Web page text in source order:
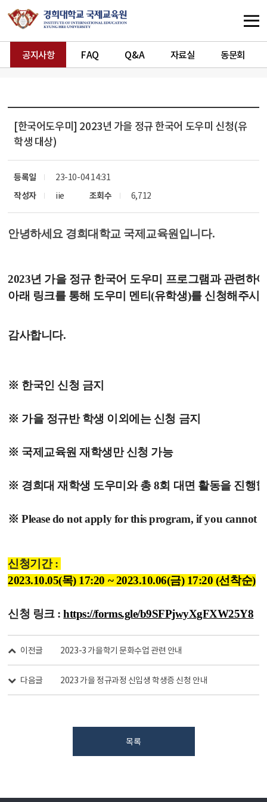
공지사항 FAQ Q&A 자료실 동문회
[한국어도우미] 2023년 가을 정규 한국어 도우미 신청(유
학생 대상)
등록일
23-10-04 14:31
작성자
iie 조회수 6,712
안녕하세요 경희대학교 국제교육원입니다.
2023년 가을 정규 한국어 도우미 프로그램과 관련하
아래 링크를 통해 도우미 멘티(유학생)를 신청해주시
감사합니다.
※ 한국인 신청 금지
※ 가을 정규반 학생 이외에는 신청 금지
※ 국제교육원 재학생만 신청 가능
※ 경희대 재학생 도우미와 총 8회 대면 활동을 진행
※ Please do not apply for this program, if you cannot
신청기간 :
2023.10.05(목) 17:20 ~ 2023.10.06(금) 17:20 (선착순)
신청 링크 : https://forms.gle/b9SFPjwyXgFXW25Y8
이전글 2023-3 가을학기 문화수업 관련 안내
다음글 2023 가을 정규과정 신입생 학생증 신청 안내
목록